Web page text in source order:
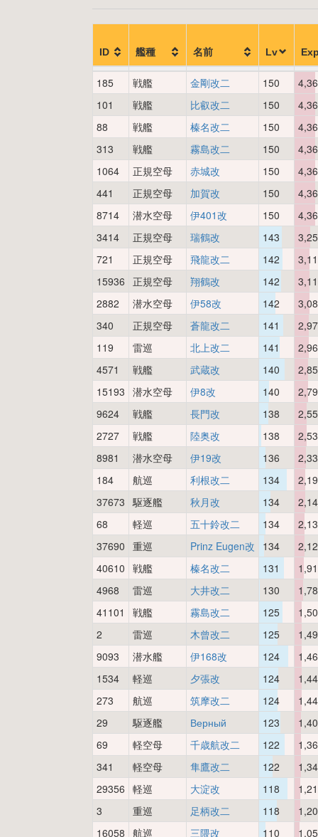
ID 艦種 名前 Lv
185 戦艦 金剛改二 150
101
戦艦 比叡改二 150
88
戦艦 榛名改二 150
313
戦艦 霧島改二 150
1064
正規空母 赤城改 150
441
正規空母 加賀改 150
8714
潜水空母 伊401改 150
3414
正規空母 瑞鶴改 143
721
正規空母 飛龍改二 142
15936
正規空母 翔鶴改 142
2882
潜水空母 伊58改 142
340
正規空母 蒼龍改二 141
119
雷巡 北上改二 141
4571
戦艦 武蔵改 140
15193 潜水空母 伊8改 140
9624
戦艦 長門改 138
2727
戦艦 陸奥改 138
8981
潜水空母 伊19改 136
184
航巡 利根改二 134
37673 駆逐艦 秋月改 134
68
軽巡 五十鈴改二 134
37690 重巡 Prinz Eugen改 134
40610 戦艦 榛名改二 131
4968
雷巡 大井改二 130
41101
戦艦 霧島改二 125
2
雷巡 木曾改二 125
9093
潜水艦 伊168改 124
1534
軽巡 夕張改 124
273
航巡 筑摩改二 124
29
駆逐艦 Верный 123
69
軽空母 千歳航改二 122
341
軽空母 隼鷹改二 122
29356 軽巡 大淀改 118
3
重巡 足柄改二 118
16058 航巡 三隈改 110